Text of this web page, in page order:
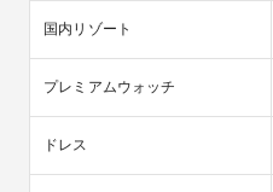
国内リゾート
プレミアムウォッチ
ドレス